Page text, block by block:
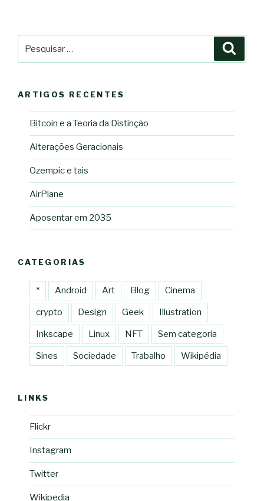
por:
ARTIGOS RECENTES
Bitcoin e a Teoria da Distinção
Alterações Geracionais
Ozempic e tais
AirPlane
Aposentar em 2035
CATEGORIAS
* Android Art Blog Cinema
crypto Design Geek Illustration
Inkscape Linux NFT Sem categoria
Sines Sociedade Trabalho Wikipédia
LINKS
Flickr
Instagram
Twitter
Wikipedia